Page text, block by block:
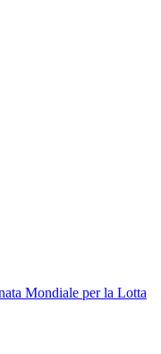
Mondiale per la Lotta